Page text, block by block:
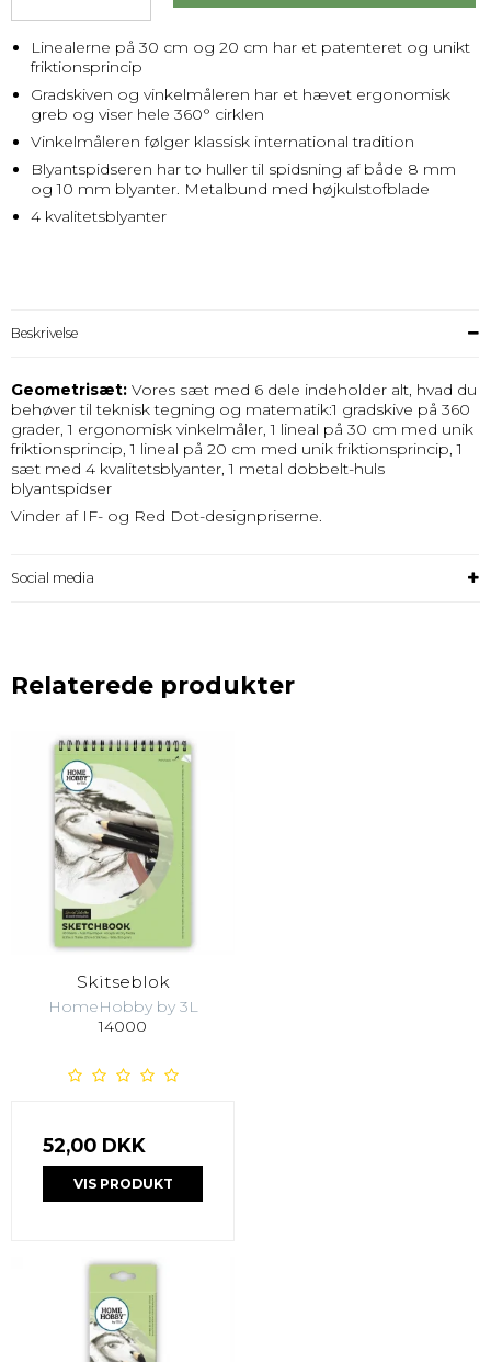
Linealerne på 30 cm og 20 cm har et patenteret og unikt
friktionsprincip
Gradskiven og vinkelmåleren har et hævet ergonomisk
greb og viser hele 360° cirklen
Vinkelmåleren følger klassisk international tradition
Blyantspidseren har to huller til spidsning af både 8 mm
og 10 mm blyanter. Metalbund med højkulstofblade
4 kvalitetsblyanter
Beskrivelse
Geometrisæt: Vores sæt med 6 dele indeholder alt, hvad du
behøver til teknisk tegning og matematik:1 gradskive på 360
grader, 1 ergonomisk vinkelmåler, 1 lineal på 30 cm med unik
friktionsprincip, 1 lineal på 20 cm med unik friktionsprincip, 1
sæt med 4 kvalitetsblyanter, 1 metal dobbelt-huls
blyantspidser
Vinder af IF- og Red Dot-designpriserne.
Social media
Relaterede produkter
Skitseblok
HomeHobby by 3L
14000
52,00 DKK
VIS PRODUKT